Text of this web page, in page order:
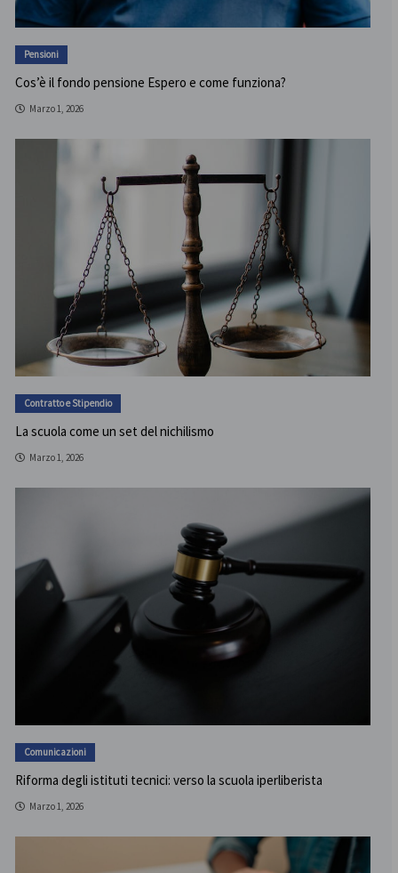
Pensioni
Cos’è il fondo pensione Espero e come funziona?
Marzo 1, 2026
Contratto e Stipendio
La scuola come un set del nichilismo
Marzo 1, 2026
Comunicazioni
Riforma degli istituti tecnici: verso la scuola iperliberista
Marzo 1, 2026